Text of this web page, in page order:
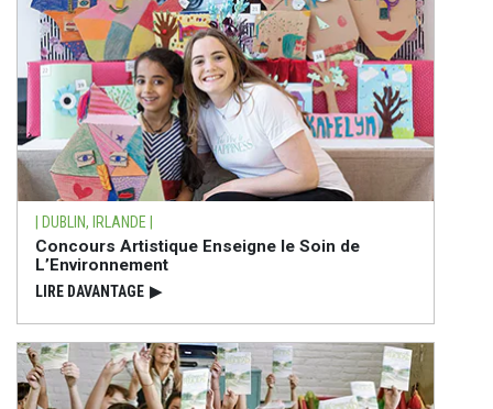
| DUBLIN, IRLANDE |
Concours Artistique Enseigne le Soin de
L’Environnement
LIRE DAVANTAGE ▶